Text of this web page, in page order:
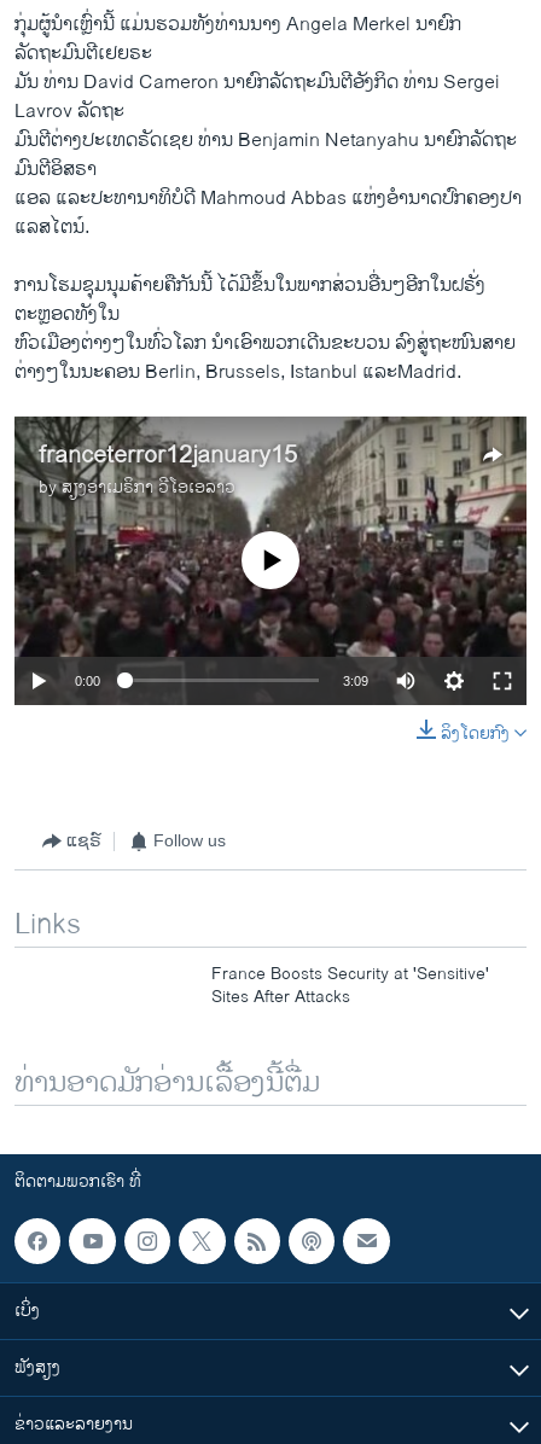
e
ກຸ່ມ​ຜູ້ນຳ​ເຫຼົ່າ​ນີ້ ​ແມ່ນ​ຮວມທັງ​ທ່ານ​ນາງ Angela Merkel ນາຍົກ
ລັດຖະມົນຕີ​ເຢຍຣະ
ມັນ ທ່ານ David Cameron ນາຍົກລັດຖະມົນຕີອັງກິດ ທ່ານ Sergei
Lavrov ລັດຖະ
ມົນຕີ​ຕ່າງປະ​ເທດຣັດ​ເຊຍ ທ່ານ Benjamin Netanyahu ນາຍົກລັດຖະ
ມົນຕີອິສຣາ
​ແອ​ລ ​ແລະປະທານາທິບໍດີ Mahmoud Abbas ​ແຫ່ງ​ອຳນາດ​ປົກຄອງ​ປາ​
ແລ​ສ​ໄຕ​ນ໌.
ການ​ໂຮມ​ຊຸມນຸມ​ຄ້າຍຄື​ກັນ​ນີ້ ​ໄດ້​ມີ​ຂຶ້ນ​ໃນ​ພາກສ່ວນອື່ນໆ​ອີກ​ໃນ​ຝຣັ່ງ
ຕະຫຼອດ​ທັງ​ໃນ​
ຫົວ​ເມືອງ​ຕ່າງໆ​ໃນ​ທົ່ວ​ໂລກ ນຳ​ເອົາພວກ​ເດີນ​ຂະ​ບວນ ລົງສູ່​ຖະໜົນ​ສາຍ​
ຕ່າງໆ​ໃນ​ນະຄອນ Berlin, Brussels, Istanbul ​ແລະ​Madrid.
franceterror12january15
byສຽງອາເມຣິກາ ວີໂອເອລາວ
No media source currently available
0:00 3:09
ລິງໂດຍກົງ
ແຊຣ໌ Follow us
Links
France Boosts Security at 'Sensitive'
Sites After Attacks
ທ່ານອາດມັກອ່ານເລື້ອງນີ້ຕື່ມ
ຕິດຕາມພວກເຮົາ ທີ່
ເບິ່ງ
ຟັງສຽງ
ຂ່າວແລະລາຍງານ